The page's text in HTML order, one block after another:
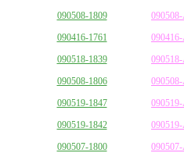
090508-1809
090416-1761
090518-1839
090508-1806
090519-1847
090519-1842
090507-1800